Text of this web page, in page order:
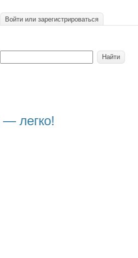
Войти или зарегистрироваться
легко!